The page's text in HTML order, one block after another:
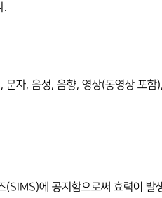
.
자, 음성, 음향, 영상(동영상 포
(SIMS)에 공지함으로써 효력이 발